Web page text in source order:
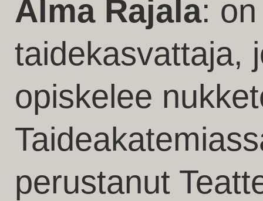
Alma Rajala:
taidekasvattaja,
opiskelee
perustanut